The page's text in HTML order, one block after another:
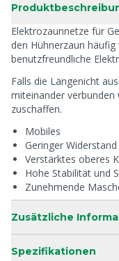
Elektrozaunnetze für
den Hühnerzaun
benutzfreundliche
Falls die Längenicht
miteinander verbunden
zuschaffen.
Mobiles
Geringer Widerstand
Verstärktes oberes
Hohe Stabilität und
Zunehmende
Zusätzliche
Spezifikationen